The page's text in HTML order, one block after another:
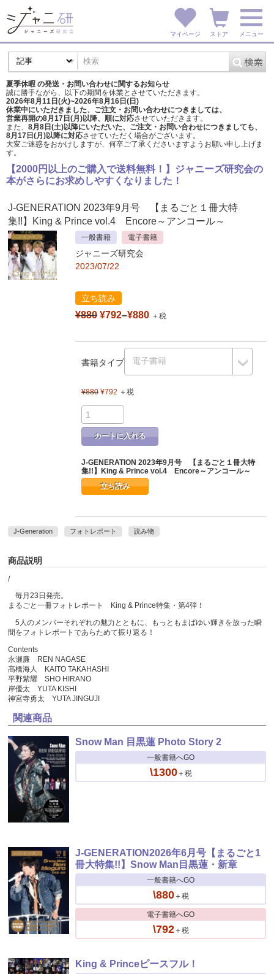
マイページ ストア メニュー
夏季休暇 の発送・お問い合わせに関するお知らせ
誠に勝手ながら、以下の期間を休業とさせていただきます。
2026年8月11日(火)~2026年8月16日(日)
休業中にいただきました、ご注文・お問い合わせにつきましては、
営業再開の8月17日(月)以降、順に対応させていただきます。
また、 8月8日(土)以降にいただいた、ご注文・ お問い合わせにつきましても、
8月17日(月)以降に対応させていただく場合がございます。
大変ご迷惑をおかけしますが、 何卒ご了承くださいますようお願い申し上げま
す。
【2000円以上のご購入で送料無料！】ジャニーズ研究会の
本がさらにお求めしやすくなりました！
J-GENERATION 2023年9月号 【まるごと１冊大特
集!!】King & Prince vol.4 Encore～アンコール～
一般書籍 電子書籍
ジャニーズ研究会
2023/07/22
立ち読み
¥880 ¥792–¥880 ＋税
書籍タイプ
¥880 ¥792 ＋税
カートに入れる
J-GENERATION 2023年9月号 【まるごと１冊大特
集!!】King & Prince vol.4 Encore～アンコール～
立ち読み
J-Generation フォトレポート 読み物
商品説明
/
毎月23日発売。
まるごと一冊フォトレポート King & Prince特集・第4弾！
5人のメンバーそれぞれの魅力とともに、もっともまばゆい輝きを放った瞬
間をフォトレポートであらためて振り返る！
Contents
永瀬廉 REN NAGASE
髙橋海人 KAITO TAKAHASHI
平野紫耀 SHO HIRANO
岸優太 YUTA KISHI
神宮寺勇太 YUTA JINGUJI
関連商品
Snow Man 目黒蓮 Photo Story 2
一般書籍へGO
\1300＋税
J-GENERATION2026年6月号【まるごと1
冊大特集!!】Snow Man目黒蓮・新章
一般書籍へGO
\880＋税
電子書籍へGO
\792＋税
King & Princeピースフル！